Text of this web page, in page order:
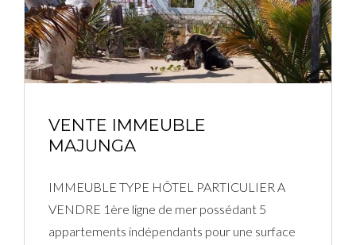
Connexion
VENTE IMMEUBLE
MAJUNGA
IMMEUBLE TYPE HÔTEL PARTICULIER A
VENDRE 1ère ligne de mer possédant 5
appartements indépendants pour une surface